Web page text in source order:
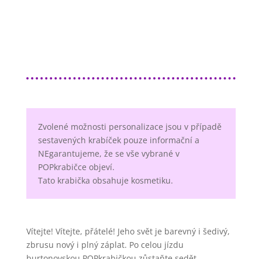
Zvolené možnosti personalizace jsou v případě
sestavených krabíček pouze informační a
NEgarantujeme, že se vše vybrané v
POPkrabičce objeví.
Tato krabička obsahuje kosmetiku.
Vítejte! Vítejte, přátelé! Jeho svět je barevný i šedivý,
zbrusu nový i plný záplat. Po celou jízdu